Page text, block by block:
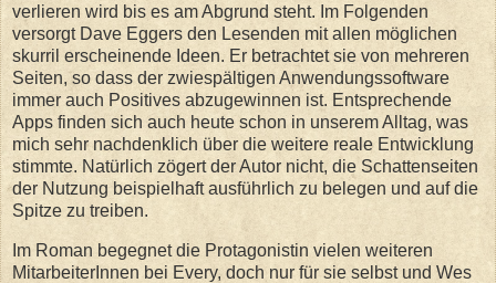
verlieren wird bis es am Abgrund steht. Im Folgenden
versorgt Dave Eggers den Lesenden mit allen möglichen
skurril erscheinende Ideen. Er betrachtet sie von mehreren
Seiten, so dass der zwiespältigen Anwendungssoftware
immer auch Positives abzugewinnen ist. Entsprechende
Apps finden sich auch heute schon in unserem Alltag, was
mich sehr nachdenklich über die weitere reale Entwicklung
stimmte. Natürlich zögert der Autor nicht, die Schattenseiten
der Nutzung beispielhaft ausführlich zu belegen und auf die
Spitze zu treiben.
Im Roman begegnet die Protagonistin vielen weiteren
MitarbeiterInnen bei Every, doch nur für sie selbst und Wes